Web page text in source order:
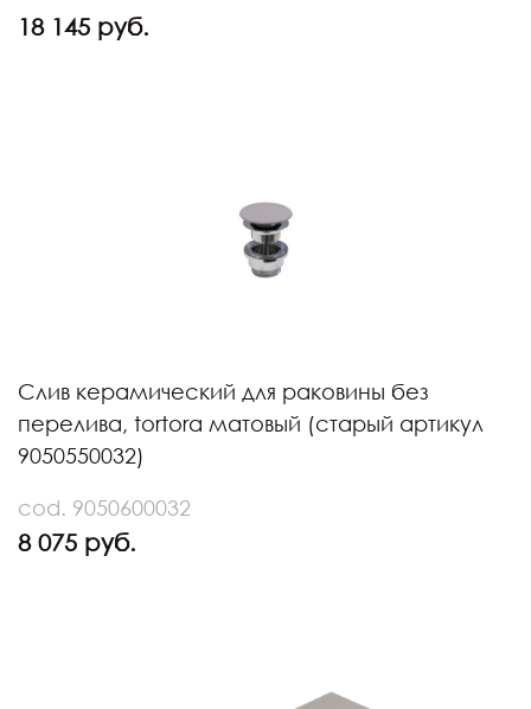
18 145 руб.
Слив керамический для раковины без
перелива, tortora матовый (старый артикул
9050550032)
cod. 9050600032
8 075 руб.